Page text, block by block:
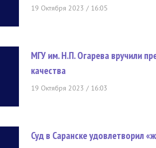
19 Октября 2023 / 16:05
МГУ им. Н.П. Огарева вручили
качества
19 Октября 2023 / 16:03
Суд в Саранске удовлетворил